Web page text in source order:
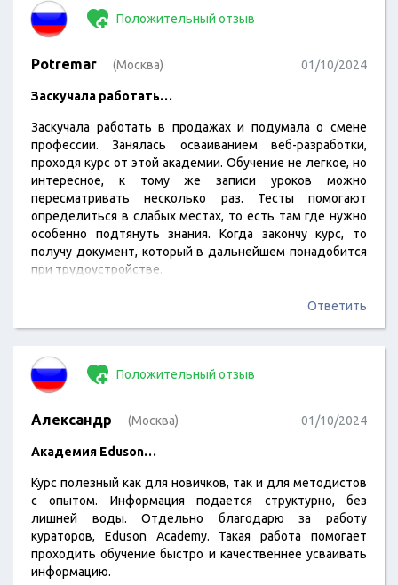
Положительный отзыв
Potremar (Москва) 01/10/2024
Заскучала работать…
Заскучала работать в продажах и подумала о смене
профессии. Занялась осваиванием веб-разработки,
проходя курс от этой академии. Обучение не легкое, но
интересное, к тому же записи уроков можно
пересматривать несколько раз. Тесты помогают
определиться в слабых местах, то есть там где нужно
особенно подтянуть знания. Когда закончу курс, то
получу документ, который в дальнейшем понадобится
при трудоустройстве.
Ответить
Положительный отзыв
Александр (Москва) 01/10/2024
Академия Eduson…
Курс полезный как для новичков, так и для методистов
с опытом. Информация подается структурно, без
лишней воды. Отдельно благодарю за работу
кураторов, Eduson Academy. Такая работа помогает
проходить обучение быстро и качественнее усваивать
информацию.